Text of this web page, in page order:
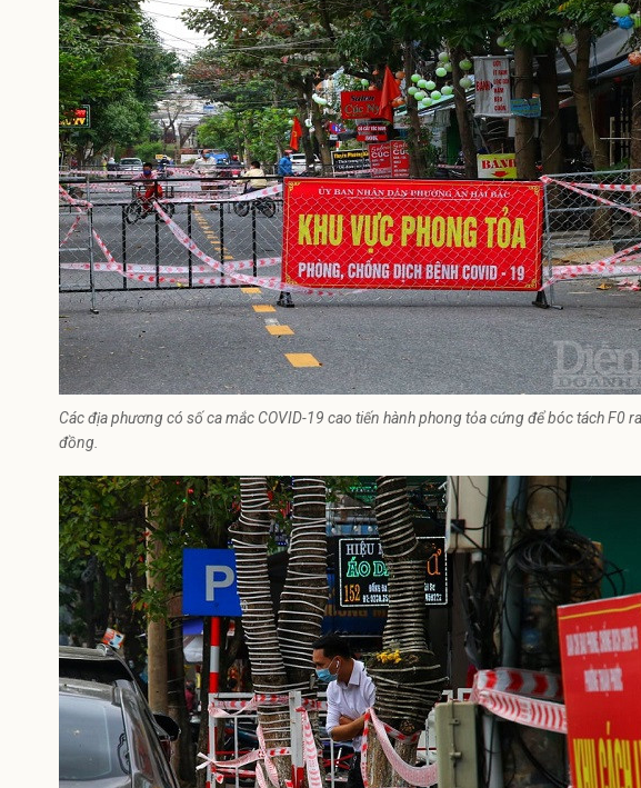
Các địa phương có số ca mắc COVID-19 cao tiến hành phong tỏa cứng để bóc tách F0
đồng.